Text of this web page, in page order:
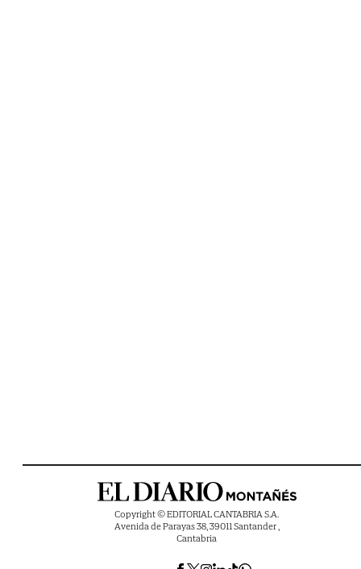
Copyright © EDITORIAL CANTABRIA S.A.
Avenida de Parayas 38, 39011 Santander ,
Cantabria